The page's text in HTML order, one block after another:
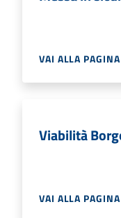
VAI ALLA PAGINA
Viabilità
VAI ALLA PAGINA